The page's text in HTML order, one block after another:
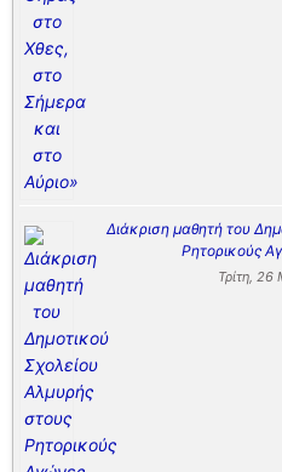
Διάκριση μαθητή του
Ρητορικούς
Τρίτη,